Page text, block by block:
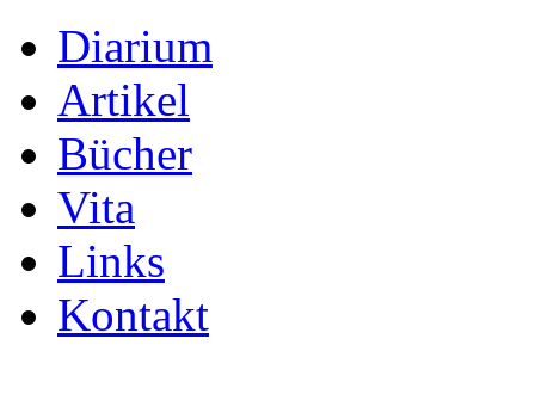
Diarium
Artikel
Bücher
Vita
Links
Kontakt